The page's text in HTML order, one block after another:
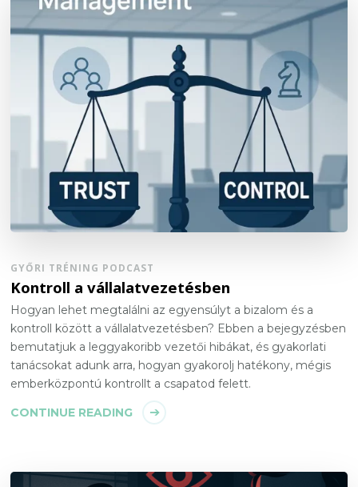
GYŐRI TRÉNING PODCAST
Kontroll a vállalatvezetésben
Hogyan lehet megtalálni az egyensúlyt a bizalom és a
kontroll között a vállalatvezetésben? Ebben a bejegyzésben
bemutatjuk a leggyakoribb vezetői hibákat, és gyakorlati
tanácsokat adunk arra, hogyan gyakorolj hatékony, mégis
emberközpontú kontrollt a csapatod felett.
CONTINUE READING